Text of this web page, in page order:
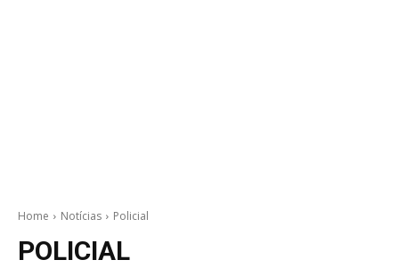
Home Notícias Policial
POLICIAL